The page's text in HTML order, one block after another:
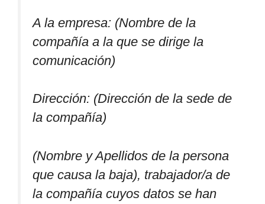
A la empresa: (Nombre de la
compañía a la que se dirige la
comunicación)
Dirección: (Dirección de la sede de
la compañía)
(Nombre y Apellidos de la persona
que causa la baja), trabajador/a de
la compañía cuyos datos se han